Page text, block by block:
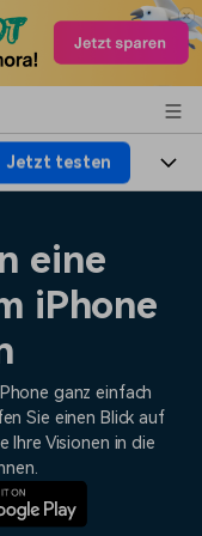
Jetzt testen
Sie
eine
iPhone
ganz einfach
Sie einen Blick auf
Ihre Visionen in die